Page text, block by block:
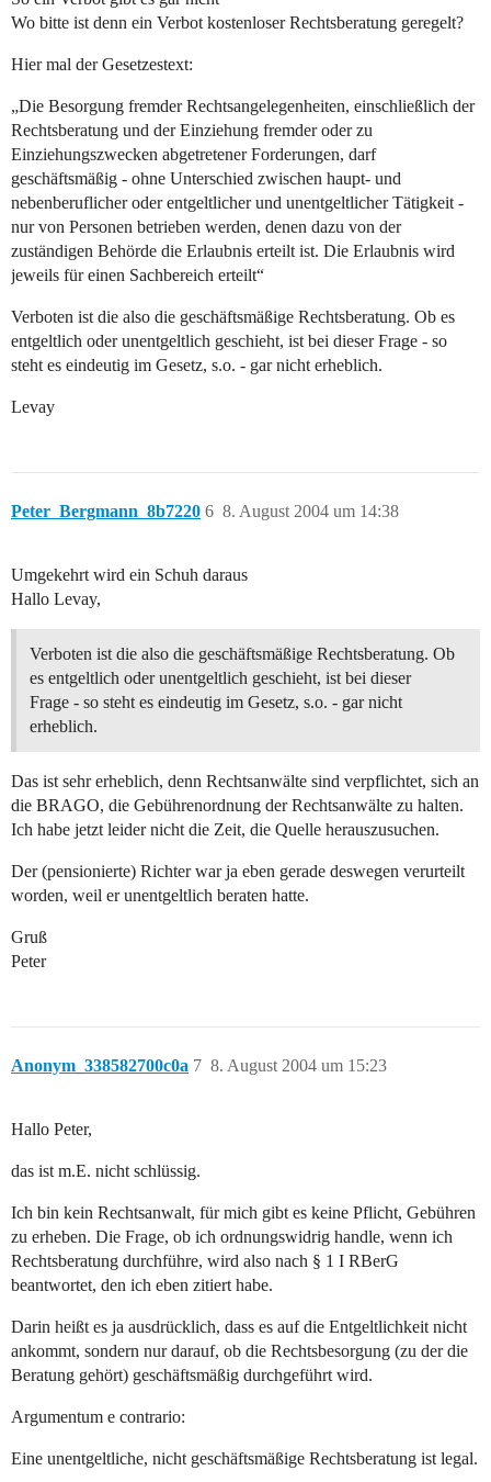
Wo bitte ist denn ein Verbot kostenloser Rechtsberatung geregelt?
Hier mal der Gesetzestext:
„Die Besorgung fremder Rechtsangelegenheiten, einschließlich der
Rechtsberatung und der Einziehung fremder oder zu
Einziehungszwecken abgetretener Forderungen, darf
geschäftsmäßig - ohne Unterschied zwischen haupt- und
nebenberuflicher oder entgeltlicher und unentgeltlicher Tätigkeit -
nur von Personen betrieben werden, denen dazu von der
zuständigen Behörde die Erlaubnis erteilt ist. Die Erlaubnis wird
jeweils für einen Sachbereich erteilt“
Verboten ist die also die geschäftsmäßige Rechtsberatung. Ob es
entgeltlich oder unentgeltlich geschieht, ist bei dieser Frage - so
steht es eindeutig im Gesetz, s.o. - gar nicht erheblich.
Levay
Peter_Bergmann_8b7220 8. August 2004 um 14:38
6
Umgekehrt wird ein Schuh daraus
Hallo Levay,
Verboten ist die also die geschäftsmäßige Rechtsberatung. Ob
es entgeltlich oder unentgeltlich geschieht, ist bei dieser
Frage - so steht es eindeutig im Gesetz, s.o. - gar nicht
erheblich.
Das ist sehr erheblich, denn Rechtsanwälte sind verpflichtet, sich an
die BRAGO, die Gebührenordnung der Rechtsanwälte zu halten.
Ich habe jetzt leider nicht die Zeit, die Quelle herauszusuchen.
Der (pensionierte) Richter war ja eben gerade deswegen verurteilt
worden, weil er unentgeltlich beraten hatte.
Gruß
Peter
Anonym_338582700c0a 8. August 2004 um 15:23
7
Hallo Peter,
das ist m.E. nicht schlüssig.
Ich bin kein Rechtsanwalt, für mich gibt es keine Pflicht, Gebühren
zu erheben. Die Frage, ob ich ordnungswidrig handle, wenn ich
Rechtsberatung durchführe, wird also nach § 1 I RBerG
beantwortet, den ich eben zitiert habe.
Darin heißt es ja ausdrücklich, dass es auf die Entgeltlichkeit nicht
ankommt, sondern nur darauf, ob die Rechtsbesorgung (zu der die
Beratung gehört) geschäftsmäßig durchgeführt wird.
Argumentum e contrario:
Eine unentgeltliche, nicht geschäftsmäßige Rechtsberatung ist legal.